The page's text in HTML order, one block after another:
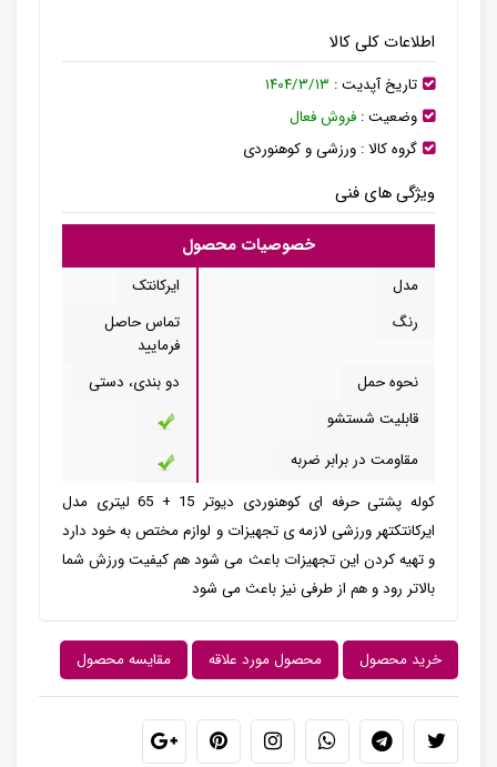
اطلاعات کلی کالا
تاریخ آپدیت : ۱۴۰۴/۳/۱۳
وضعیت : فروش فعال
گروه کالا : ورزشی و کوهنوردی
ویژگی های فنی
خصوصیات محصول
مدل
ایرکانتک
رنگ
تماس حاصل
فرمایید
نحوه حمل
دو بندی، دستی
قابلیت شستشو
مقاومت در برابر ضربه
کوله پشتی حرفه ای کوهنوردی دیوتر 15 + 65 لیتری مدل
ایرکانتکتهر ورزشی لازمه ی تجهیزات و لوازم مختص به خود دارد
و تهیه کردن این تجهیزات باعث می شود هم کیفیت ورزش شما
بالاتر رود و هم از طرفی نیز باعث می شود
خرید محصول محصول مورد علاقه مقایسه محصول